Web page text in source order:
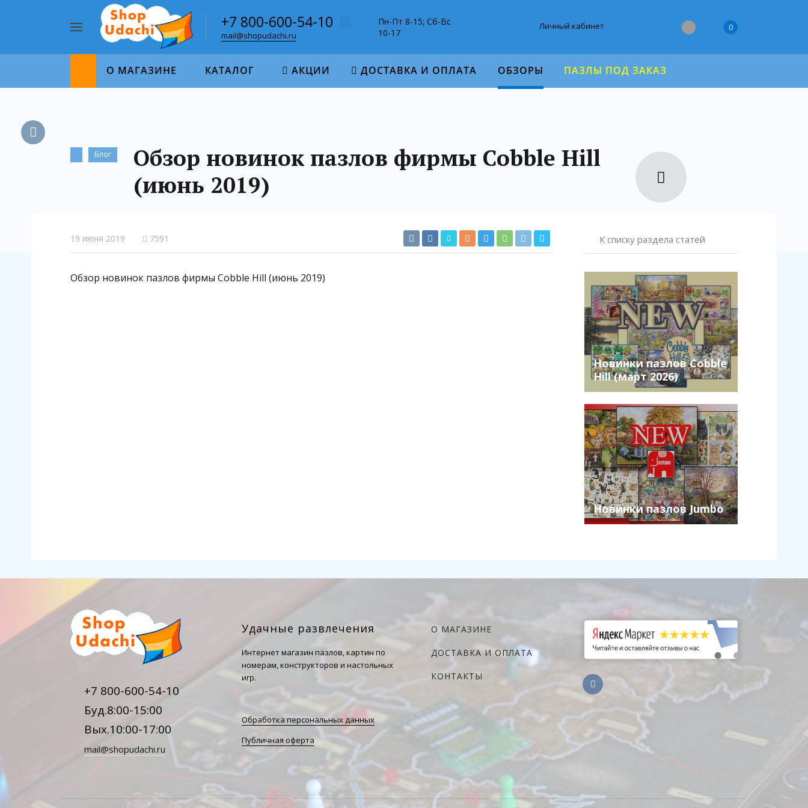
Найти
+7 800-600-54-10
mail@shopudachi.ru
Пн-Пт 8-15; Сб-Вс
10-17
Личный кабинет 0
О МАГАЗИНЕ КАТАЛОГ АКЦИИ ДОСТАВКА И ОПЛАТА ОБЗОРЫ ПАЗЛЫ ПОД ЗАКАЗ
Блог
Обзор новинок пазлов фирмы Cobble Hill
(июнь 2019)
19 июня 2019 7591
Обзор новинок пазлов фирмы Cobble Hill (июнь 2019)
К списку раздела статей
Новинки пазлов Cobble
Hill (март 2026)
Новинки пазлов Jumbo
+7 800-600-54-10
Буд.8:00-15:00
Вых.10:00-17:00
mail@shopudachi.ru
Удачные развлечения
Интернет магазин пазлов, картин по
номерам, конструкторов и настольных
игр.
Обработка персональных данных
Публичная оферта
О МАГАЗИНЕ
ДОСТАВКА И ОПЛАТА
КОНТАКТЫ